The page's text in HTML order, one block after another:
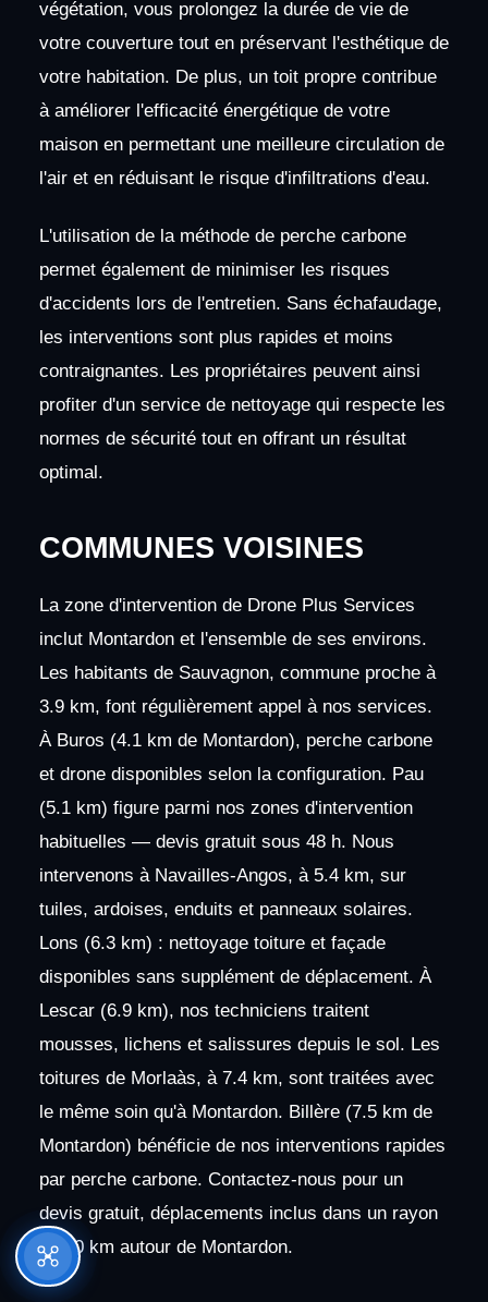
végétation, vous prolongez la durée de vie de
votre couverture tout en préservant l'esthétique de
votre habitation. De plus, un toit propre contribue
à améliorer l'efficacité énergétique de votre
maison en permettant une meilleure circulation de
l'air et en réduisant le risque d'infiltrations d'eau.
L'utilisation de la méthode de perche carbone
permet également de minimiser les risques
d'accidents lors de l'entretien. Sans échafaudage,
les interventions sont plus rapides et moins
contraignantes. Les propriétaires peuvent ainsi
profiter d'un service de nettoyage qui respecte les
normes de sécurité tout en offrant un résultat
optimal.
COMMUNES VOISINES
La zone d'intervention de Drone Plus Services
inclut Montardon et l'ensemble de ses environs.
Les habitants de Sauvagnon, commune proche à
3.9 km, font régulièrement appel à nos services.
À Buros (4.1 km de Montardon), perche carbone
et drone disponibles selon la configuration. Pau
(5.1 km) figure parmi nos zones d'intervention
habituelles — devis gratuit sous 48 h. Nous
intervenons à Navailles-Angos, à 5.4 km, sur
tuiles, ardoises, enduits et panneaux solaires.
Lons (6.3 km) : nettoyage toiture et façade
disponibles sans supplément de déplacement. À
Lescar (6.9 km), nos techniciens traitent
mousses, lichens et salissures depuis le sol. Les
toitures de Morlaàs, à 7.4 km, sont traitées avec
le même soin qu'à Montardon. Billère (7.5 km de
Montardon) bénéficie de nos interventions rapides
par perche carbone. Contactez-nous pour un
devis gratuit, déplacements inclus dans un rayon
de 30 km autour de Montardon.